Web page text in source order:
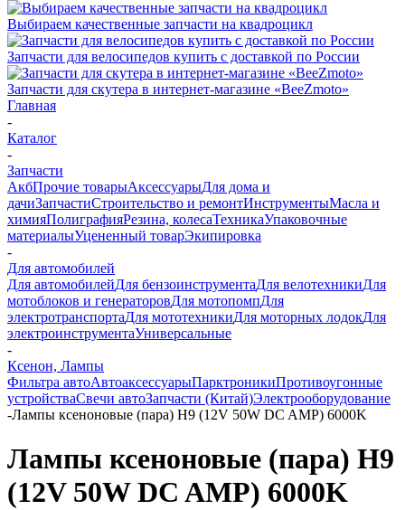
Выбираем качественные запчасти на квадроцикл
Запчасти для велосипедов купить с доставкой по России
Запчасти для скутера в интернет-магазине «BeeZmoto»
Главная
-
Каталог
-
Запчасти
АкбПрочие товарыАксессуарыДля дома и
дачиЗапчастиСтроительство и ремонтИнструментыМасла и
химияПолиграфияРезина, колесаТехникаУпаковочные
материалыУцененный товарЭкипировка
-
Для автомобилей
Для автомобилейДля бензоинструментаДля велотехникиДля
мотоблоков и генераторовДля мотопомпДля
электротранспортаДля мототехникиДля моторных лодокДля
электроинструментаУниверсальные
-
Ксенон, Лампы
Фильтра автоАвтоаксессуарыПарктроникиПротивоугонные
устройстваСвечи автоЗапчасти (Китай)Электрооборудование
-Лампы ксеноновые (пара) H9 (12V 50W DC AMP) 6000K
Лампы ксеноновые (пара) H9
(12V 50W DC AMP) 6000K